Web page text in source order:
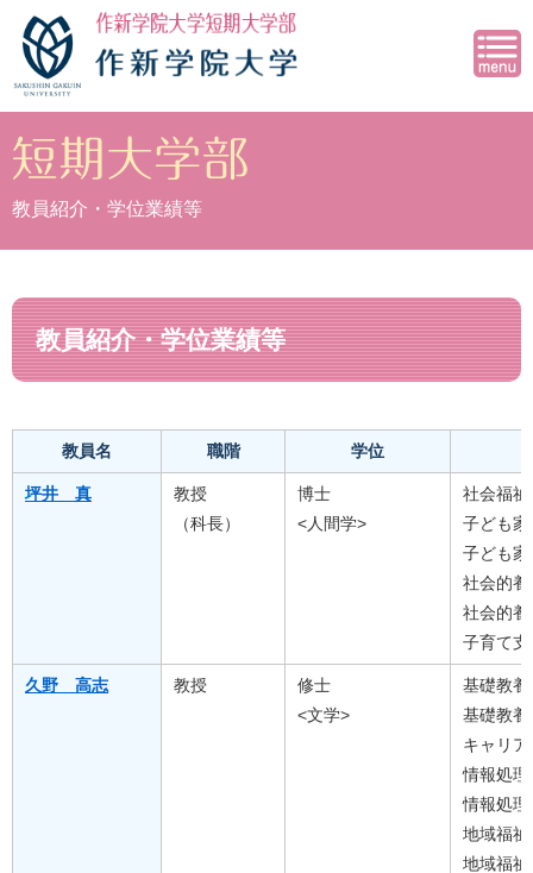
教員紹介・学位業績等
教員紹介・学位業績等
教員名 職階 学位
坪井 真
教授
（科長）
博士
<人間学>
社会福祉
子ども
子ども
社会的
社会的
子育て支
久野 高志 教授
修士
<文学>
基礎教
基礎教
キャリ
情報処
情報処
地域福
地域福